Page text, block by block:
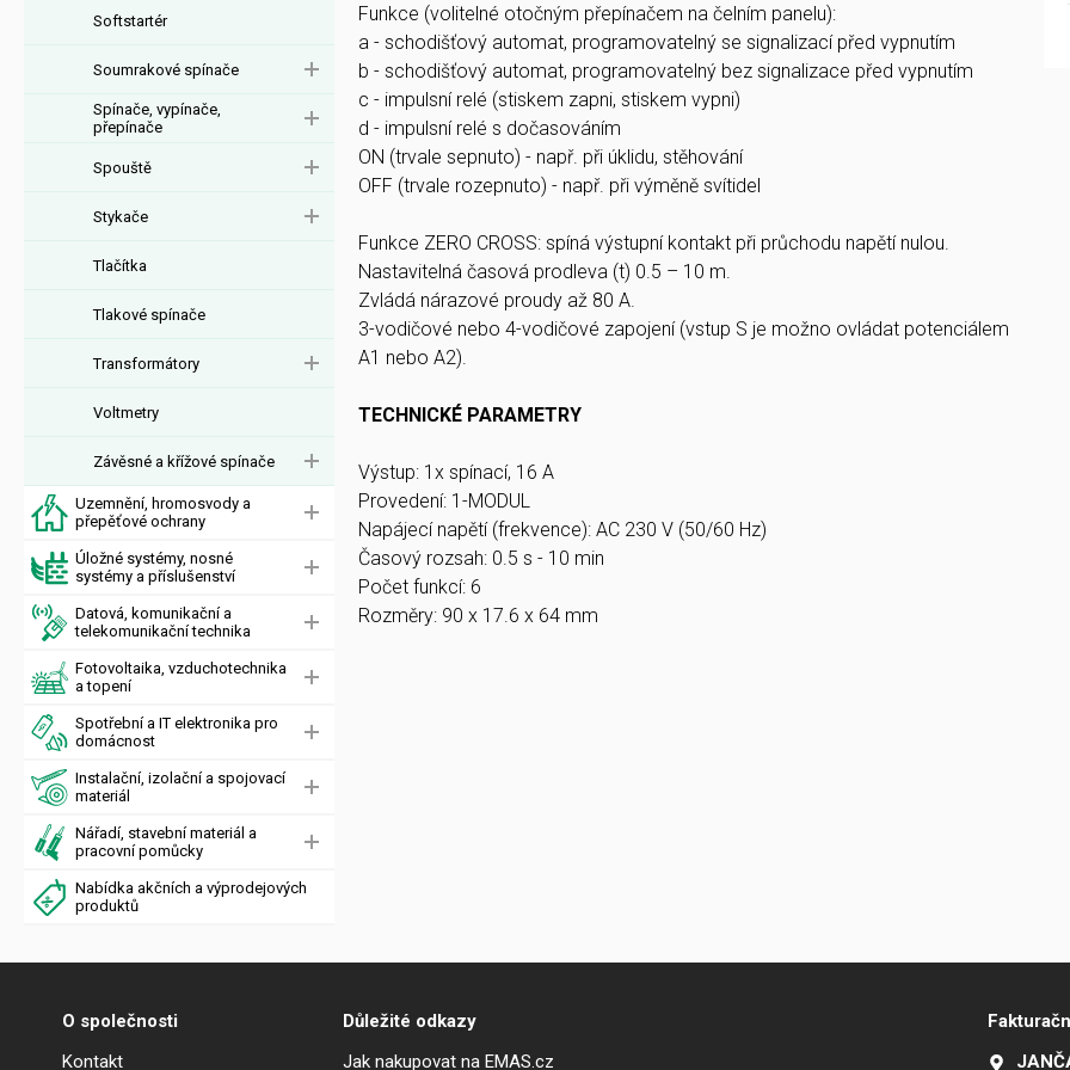
Softstartér
Soumrakové spínače
Spínače, vypínače,
přepínače
Spouště
Stykače
Tlačítka
Tlakové spínače
Transformátory
Voltmetry
Závěsné a křížové spínače
Uzemnění, hromosvody a
přepěťové ochrany
Úložné systémy, nosné
systémy a příslušenství
Datová, komunikační a
telekomunikační technika
Fotovoltaika, vzduchotechnika
a topení
Spotřební a IT elektronika pro
domácnost
Instalační, izolační a spojovací
materiál
Nářadí, stavební materiál a
pracovní pomůcky
Nabídka akčních a výprodejových
produktů
Funkce (volitelné otočným přepínačem na čelním panelu):
a - schodišťový automat, programovatelný se signalizací před vypnutím
b - schodišťový automat, programovatelný bez signalizace před vypnutím
c - impulsní relé (stiskem zapni, stiskem vypni)
d - impulsní relé s dočasováním
ON (trvale sepnuto) - např. při úklidu, stěhování
OFF (trvale rozepnuto) - např. při výměně svítidel
Funkce ZERO CROSS: spíná výstupní kontakt při průchodu napětí nulou.
Nastavitelná časová prodleva (t) 0.5 – 10 m.
Zvládá nárazové proudy až 80 A.
3-vodičové nebo 4-vodičové zapojení (vstup S je možno ovládat potenciálem
A1 nebo A2).
TECHNICKÉ PARAMETRY
Výstup: 1x spínací, 16 A
Provedení: 1-MODUL
Napájecí napětí (frekvence): AC 230 V (50/60 Hz)
Časový rozsah: 0.5 s - 10 min
Počet funkcí: 6
Rozměry: 90 x 17.6 x 64 mm
O společnosti
Kontakt
Důležité odkazy
Jak nakupovat na EMAS.cz